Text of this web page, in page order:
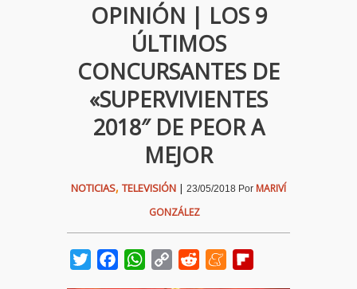
OPINIÓN | LOS 9
ÚLTIMOS
CONCURSANTES DE
«SUPERVIVIENTES
2018″ DE PEOR A
MEJOR
NOTICIAS, TELEVISIÓN | 23/05/2018 Por MARIVÍ
GONZÁLEZ
TwitterFacebookWhatsApp
Copy
Reddit Meneame